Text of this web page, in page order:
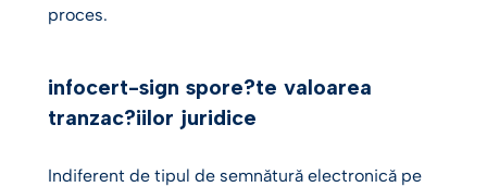
proces.
infocert-sign spore?te valoarea
tranzac?iilor juridice
Indiferent de tipul de semnătură electronică pe